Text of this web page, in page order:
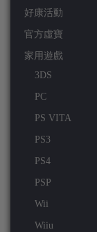
好康活動
官方虛寶
家用遊戲
3DS
PC
PS VITA
PS3
PS4
PSP
Wii
Wiiu